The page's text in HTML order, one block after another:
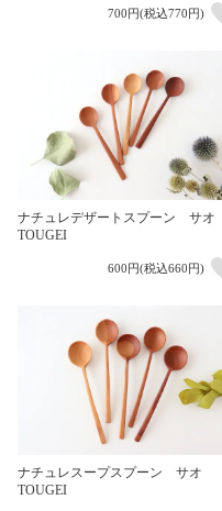
700円(税込770円)
ナチュレデザートスプーン サオ
TOUGEI
600円(税込660円)
ナチュレスープスプーン サオ
TOUGEI